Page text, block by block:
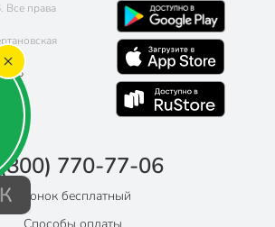
Все права
06
770-77-06
Звонок бесплатный